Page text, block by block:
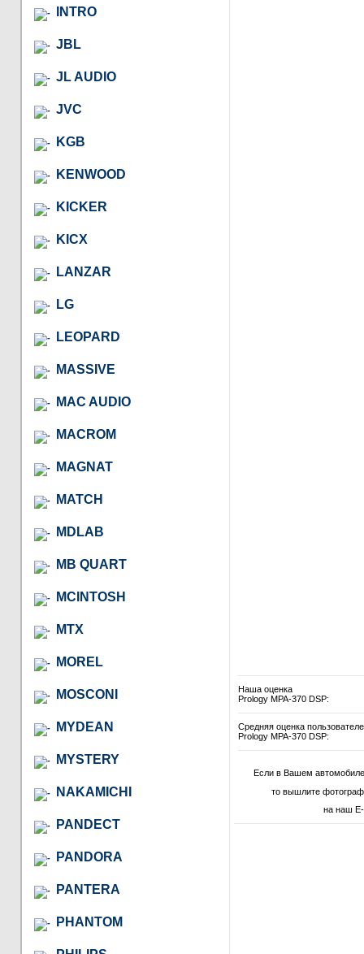
INTRO
JBL
JL AUDIO
JVC
KGB
KENWOOD
KICKER
KICX
LANZAR
LG
LEOPARD
MASSIVE
MAC AUDIO
MACROM
MAGNAT
MATCH
MDLAB
MB QUART
MCINTOSH
MTX
MOREL
MOSCONI
MYDEAN
MYSTERY
NAKAMICHI
PANDECT
PANDORA
PANTERA
PHANTOM
Наша оценка
Prology MPA-370 DSP:
Средняя оценка
Prology MPA-370 DSP:
Если в Вашем
то вышлите
на наш